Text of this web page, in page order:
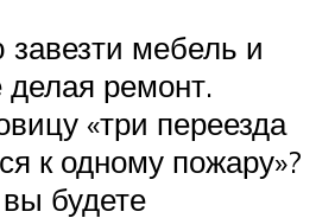
мебель и
делая ремонт.
«три переезда
к одному пожару»?
будете